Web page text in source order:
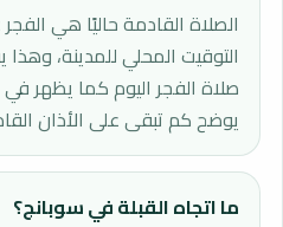
التوقيت المحلي للمدينة،
صلاة الفجر اليوم كما يظهر
يوضح كم تبقى على الأذان
ما اتجاه القبلة في سوبانج؟